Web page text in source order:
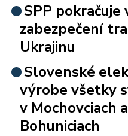
SPP pokračuje
zabezpečení
Ukrajinu
Slovenské
výrobe všetky
v Mochovciach
Bohuniciach